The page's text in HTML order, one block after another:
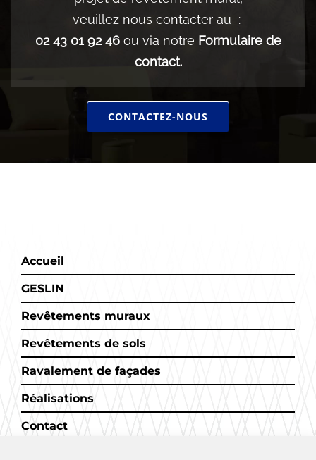
veuillez nous contacter au :
02 43 01 92 46 ou via notre Formulaire de
contact.
CONTACTEZ-NOUS
Accueil
GESLIN
Revêtements muraux
Revêtements de sols
Ravalement de façades
Réalisations
Contact